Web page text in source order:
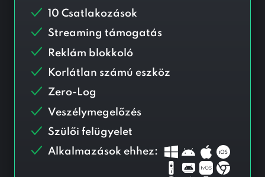
10 Csatlakozások
Streaming támogatás
Reklám blokkoló
Korlátlan számú eszköz
Zero-Log
Veszélymegelőzés
Szülői felügyelet
Alkalmazások ehhez: